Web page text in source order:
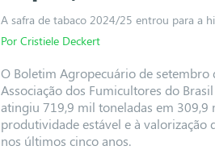
A safra de tabaco 2024/25 entrou para a
Por Cristiele Deckert
O Boletim Agropecuário de setembro
Associação dos Fumicultores do
atingiu 719,9 mil toneladas em 309,9
produtividade estável e à
nos últimos cinco anos.